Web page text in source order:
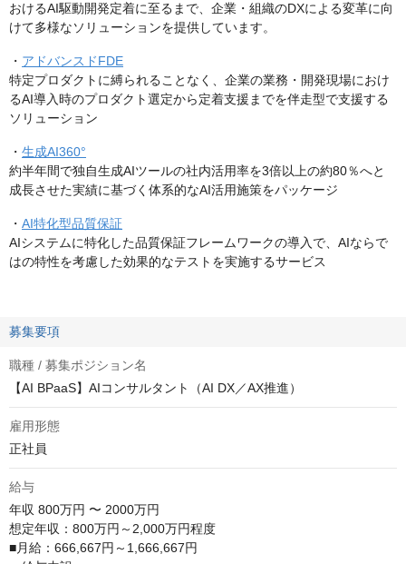
おけるAI駆動開発定着に至るまで、企業・組織のDXによる変革に向
けて多様なソリューションを提供しています。
・ アドバンスドFDE
特定プロダクトに縛られることなく、企業の業務・開発現場におけ
るAI導入時のプロダクト選定から定着支援までを伴走型で支援する
ソリューション
・ 生成AI360°
約半年間で独自生成AIツールの社内活用率を3倍以上の約80％へと
成長させた実績に基づく体系的なAI活用施策をパッケージ
・ AI特化型品質保証
AIシステムに特化した品質保証フレームワークの導入で、AIならで
はの特性を考慮した効果的なテストを実施するサービス
募集要項
職種 / 募集ポジション名
【AI BPaaS】AIコンサルタント（AI DX／AX推進）
雇用形態
正社員
給与
年収 800万円 〜 2000万円
想定年収：800万円～2,000万円程度
■月給：666,667円～1,666,667円